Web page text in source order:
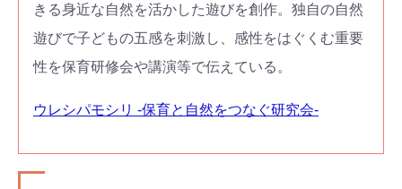
きる身近な自然を活かした遊びを創作。独自の自然
遊びで子どもの五感を刺激し、感性をはぐくむ重要
性を保育研修会や講演等で伝えている。
ウレシパモシリ -保育と自然をつなぐ研究会-